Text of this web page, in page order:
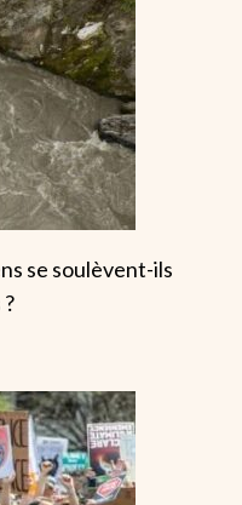
La Réponse
Néolibérale
L’inflation
Échoue
se soulèvent-ils